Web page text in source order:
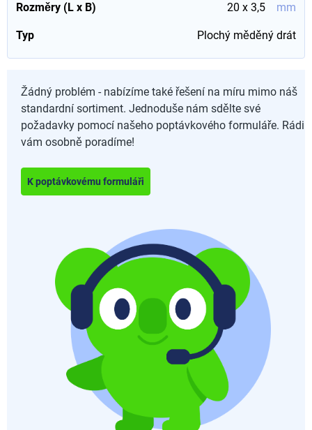
Rozměry (L x B) 20 x 3,5 mm
Typ Plochý měděný drát
Žádný problém - nabízíme také řešení na míru mimo náš
standardní sortiment. Jednoduše nám sdělte své
požadavky pomocí našeho poptávkového formuláře. Rádi
vám osobně poradíme!
K poptávkovému formuláři